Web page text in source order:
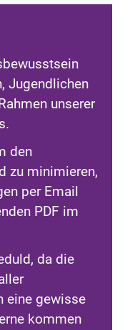
Jugendlichen
unserer
den
zu minimieren,
per Email
PDF im
da die
eine gewisse
kommen